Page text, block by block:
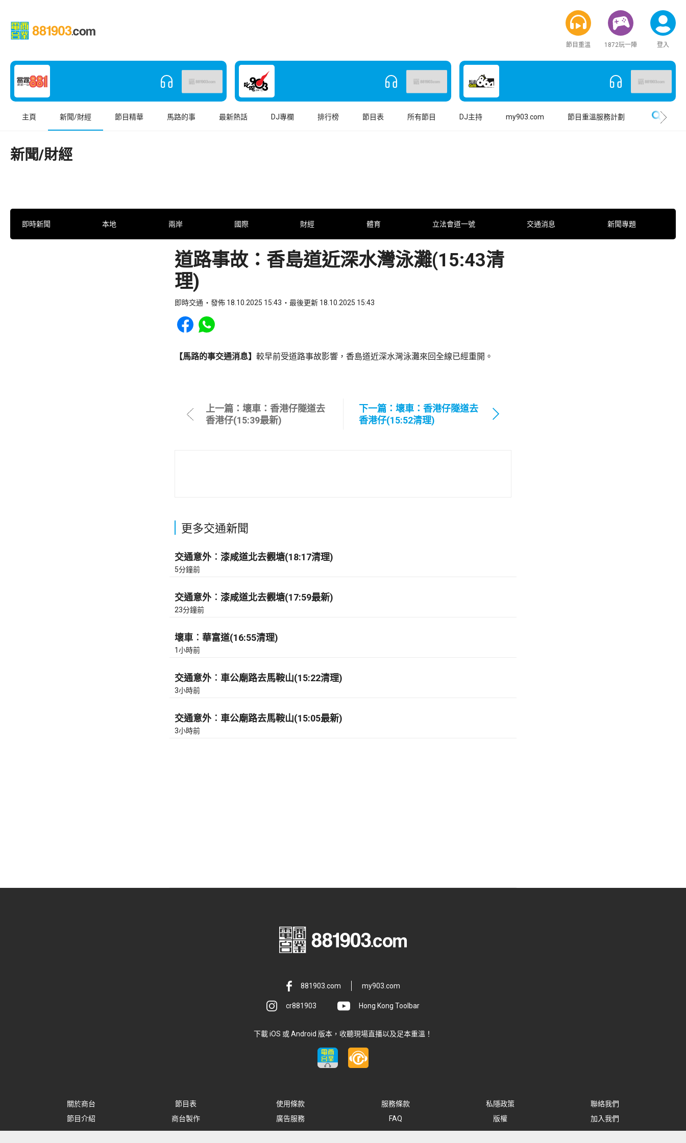
節目重溫 1872玩一陣 登入
主頁 新聞/財經 節目精華 馬路的事 最新熱話 DJ專欄 排行榜 節目表 所有節目 DJ主持 my903.com 節目重溫服務計劃
新聞/財經
即時新聞 本地 兩岸 國際 財經 體育 立法會道一號 交通消息 新聞專題
道路事故：香島道近深水灣泳灘(15:43清
理)
即時交通 發佈 18.10.2025 15:43 最後更新 18.10.2025 15:43
Share to Facebook
Share to WhatsApp
【馬路的事交通消息】 較早前受道路事故影響，香島道近深水灣泳灘來回全線已經重開。
上一篇：壞車：香港仔隧道去
香港仔(15:39最新)
下一篇：壞車：香港仔隧道去
香港仔(15:52清理)
更多交通新聞
交通意外︰漆咸道北去觀塘(18:17清理)
5分鐘前
交通意外︰漆咸道北去觀塘(17:59最新)
23分鐘前
壞車︰華富道(16:55清理)
1小時前
交通意外︰車公廟路去馬鞍山(15:22清理)
3小時前
交通意外︰車公廟路去馬鞍山(15:05最新)
3小時前
881903.com my903.com
cr881903 Hong Kong Toolbar
下載 iOS 或 Android 版本，收聽現場直播以及足本重溫！
關於商台 節目表 使用條款 服務條款 私隱政策
聯絡我們
節目介紹
商台製作 廣告服務 FAQ 版權 加入我們